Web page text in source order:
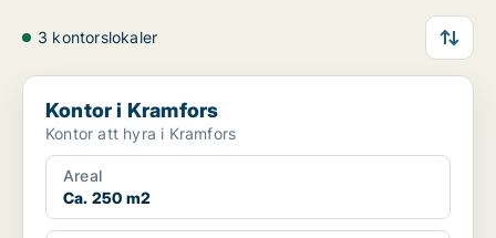
3 kontorslokaler
Kontor i Kramfors
Kontor i Kramfors
Kontor att hyra i Kramfors
Areal
Ca. 250 m2